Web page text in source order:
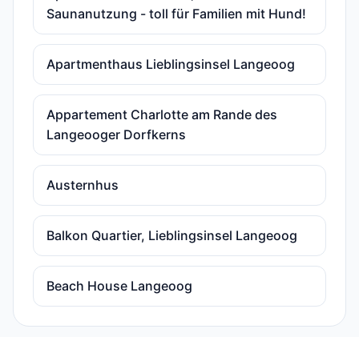
Saunanutzung - toll für Familien mit Hund!
Apartmenthaus Lieblingsinsel Langeoog
Appartement Charlotte am Rande des
Langeooger Dorfkerns
Austernhus
Balkon Quartier, Lieblingsinsel Langeoog
Beach House Langeoog